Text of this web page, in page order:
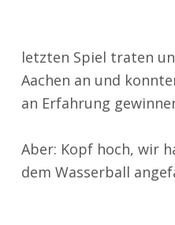
letzten Spiel traten
Aachen an und
an Erfahrung
Aber: Kopf hoch, wir
dem Wasserball